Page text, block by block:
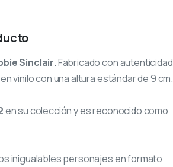
Sinclair. Fabricado con autenticidad
vinilo con una altura estándar de 9 cm.
en su colección y es reconocido como
inigualables personajes en formato